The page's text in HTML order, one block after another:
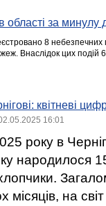
області за минулу
8
Внаслідок цих подій
квітневі
16:01
року в
народилося
на